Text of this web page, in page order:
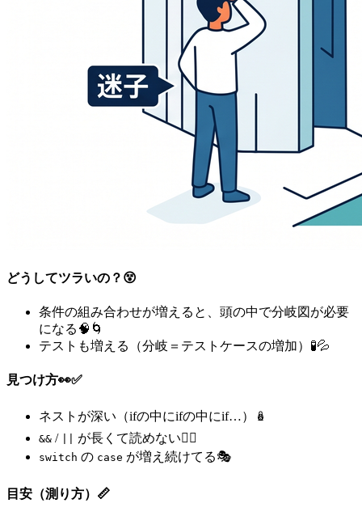
どうしてツラいの？😵
条件の組み合わせが増えると、頭の中で分岐図が必要
になる🧠🌀
テストも増える（分岐＝テストケースの増加）🧪💦
見つけ方👀✅
ネストが深い（ifの中にifの中にif…）🪆
&& / が長くて読めない😵‍💫
switch の case が増え続けてる🎭
目安（測り方）📏